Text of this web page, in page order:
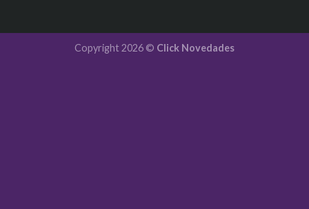
Copyright 2026 © Click Novedades